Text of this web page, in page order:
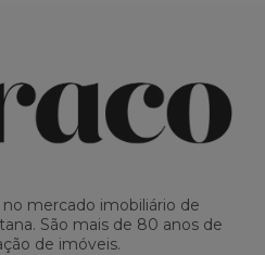
mercado imobiliário de
São mais de 80 anos de
de imóveis.